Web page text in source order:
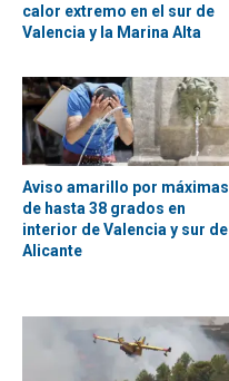
calor extremo en el sur de
Valencia y la Marina Alta
Aviso amarillo por máximas
de hasta 38 grados en
interior de Valencia y sur de
Alicante